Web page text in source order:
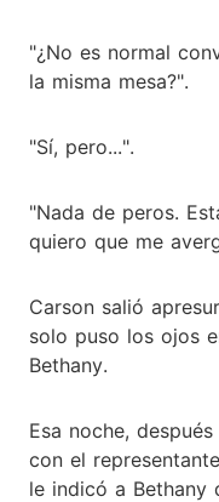
"¿No es normal
la misma mesa?".
"Sí, pero...".
"Nada de peros.
quiero que me
Carson salió
solo puso los ojos
Bethany.
Esa noche,
con el
le indicó a Bethany